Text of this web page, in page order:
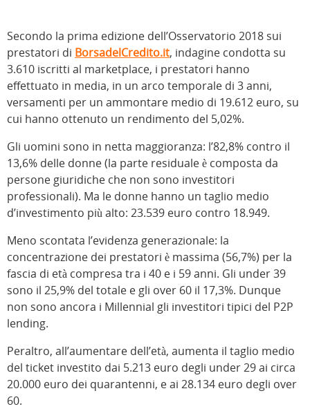
Secondo la prima edizione dell’Osservatorio 2018 sui
prestatori di BorsadelCredito.it, indagine condotta su
3.610 iscritti al marketplace, i prestatori hanno
effettuato in media, in un arco temporale di 3 anni,
versamenti per un ammontare medio di 19.612 euro, su
cui hanno ottenuto un rendimento del 5,02%.
Gli uomini sono in netta maggioranza: l’82,8% contro il
13,6% delle donne (la parte residuale è composta da
persone giuridiche che non sono investitori
professionali). Ma le donne hanno un taglio medio
d’investimento più alto: 23.539 euro contro 18.949.
Meno scontata l’evidenza generazionale: la
concentrazione dei prestatori è massima (56,7%) per la
fascia di età compresa tra i 40 e i 59 anni. Gli under 39
sono il 25,9% del totale e gli over 60 il 17,3%. Dunque
non sono ancora i Millennial gli investitori tipici del P2P
lending.
Peraltro, all’aumentare dell’età, aumenta il taglio medio
del ticket investito dai 5.213 euro degli under 29 ai circa
20.000 euro dei quarantenni, e ai 28.134 euro degli over
60.